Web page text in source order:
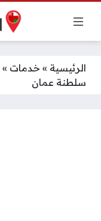
الرئيسية » خدمات »
سلطنة عمان